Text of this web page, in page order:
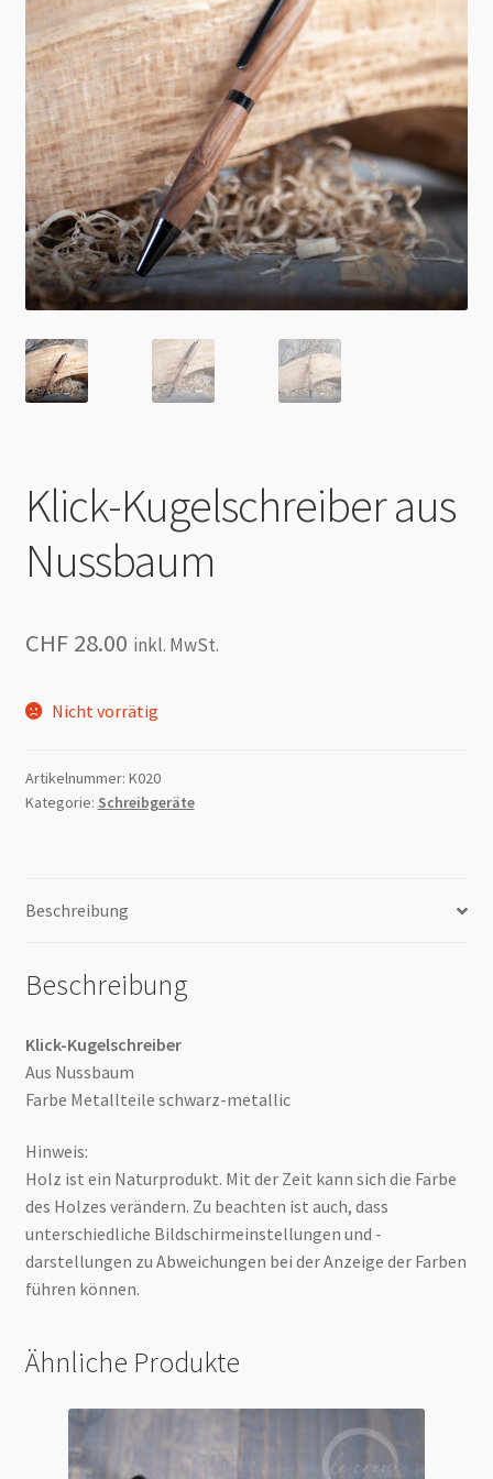
Impressum & Datenschutz
AGB
Zahlung & Versand
Klick-Kugelschreiber aus
Nussbaum
CHF28.00 inkl. MwSt.
Nicht vorrätig
Artikelnummer: K020
Kategorie: Schreibgeräte
Beschreibung
Beschreibung
Klick-Kugelschreiber
Aus Nussbaum
Farbe Metallteile schwarz-metallic
Hinweis:
Holz ist ein Naturprodukt. Mit der Zeit kann sich die Farbe
des Holzes verändern. Zu beachten ist auch, dass
unterschiedliche Bildschirmeinstellungen und -
darstellungen zu Abweichungen bei der Anzeige der Farben
führen können.
Ähnliche Produkte